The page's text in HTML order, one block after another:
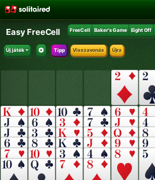
Easy FreeCell FreeCell Baker's Game Eight Off
Új játék Tipp Visszavonás Újra